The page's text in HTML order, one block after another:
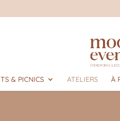
& PICNICS ATELIERS À